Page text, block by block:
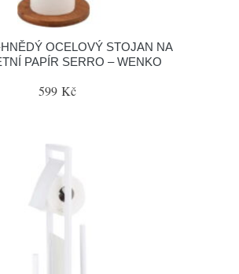
OCELOVÝ STOJAN NA
PAPÍR SERRO – WENKO
599 Kč